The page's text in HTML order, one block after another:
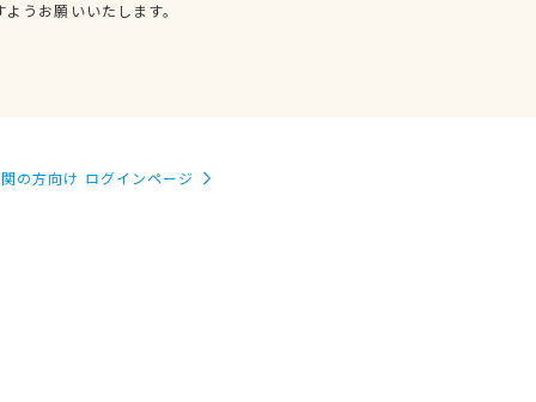
うお願いいたします。
の方向け ログインページ